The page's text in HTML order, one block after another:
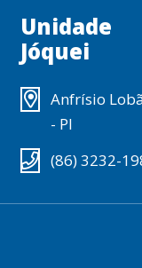
Unidade
Jóquei
Anfrísio
- PI
(86) 3232-